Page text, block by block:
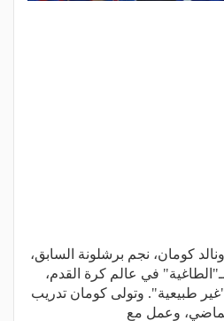
كومان، نجم برشلونة السابق،
في عالم كرة القدم،
طبيعية". وتولى كومان تدريب
وعمل مع